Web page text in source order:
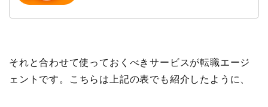
それと合わせて使っておくべきサービスが転職エージ
ェントです。こちらは上記の表でも紹介したように、